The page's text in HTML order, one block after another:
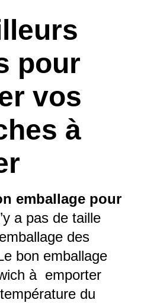
pour
vos
à
emballage pour
a pas de taille
des
bon emballage
à emporter
du